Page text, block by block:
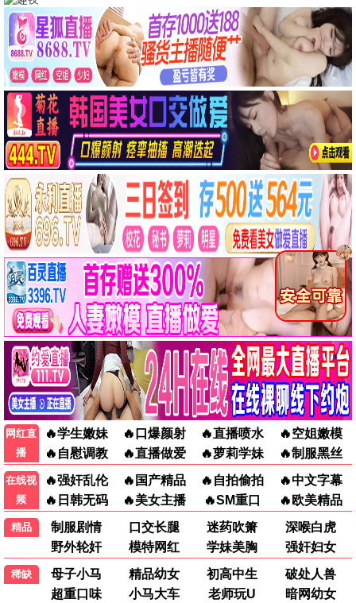
阿甘正传
励志
这个杀手不太冷
动作
教父
犯罪
泰坦尼克号
爱情
香港经典电影